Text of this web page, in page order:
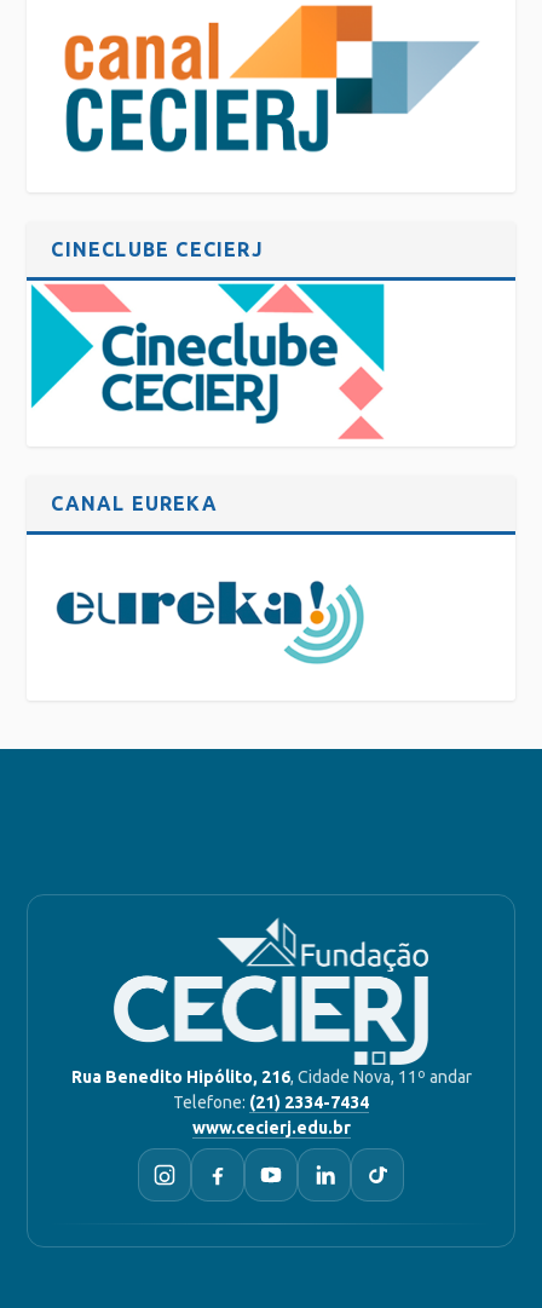
CINECLUBE CECIERJ
CANAL EUREKA
Rua Benedito Hipólito, 216, Cidade Nova, 11º andar
Telefone: (21) 2334-7434
www.cecierj.edu.br